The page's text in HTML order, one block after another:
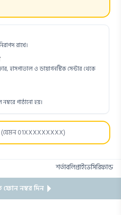
রাখে।
হাসপাতাল ও ডায়াগনস্টিক সেন্টার থেকে
পাঠানো হয়।
ফোন নম্বর দিন
শর্তাবলিপ্রাইভেসিরিফান্ড